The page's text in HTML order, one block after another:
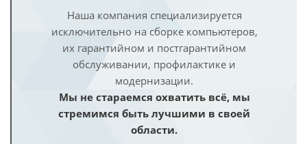
Наша компания специализируется
исключительно на сборке компьютеров,
их гарантийном и постгарантийном
обслуживании, профилактике и
модернизации.
Мы не стараемся охватить всё, мы
стремимся быть лучшими в своей
области.